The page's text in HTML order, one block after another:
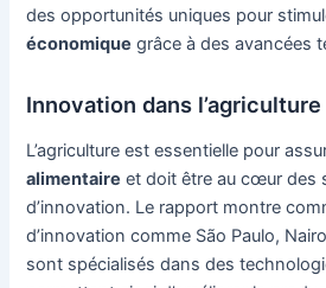
des opportunités uniques pour
économique grâce à des avancées
Innovation dans l’agriculture
L’agriculture est essentielle pour
alimentaire et doit être au cœur des
d’innovation. Le rapport montre
d’innovation comme São Paulo,
sont spécialisés dans des